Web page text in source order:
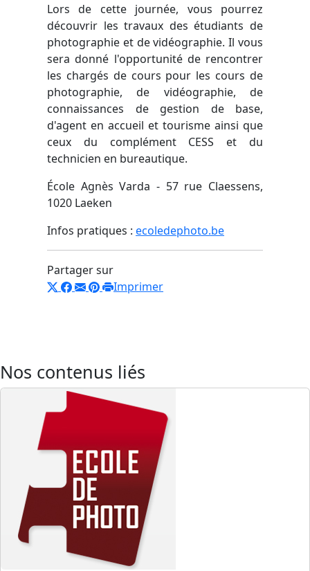
Lors de cette journée, vous pourrez
découvrir les travaux des étudiants de
photographie et de vidéographie. Il vous
sera donné l'opportunité de rencontrer
les chargés de cours pour les cours de
photographie, de vidéographie, de
connaissances de gestion de base,
d'agent en accueil et tourisme ainsi que
ceux du complément CESS et du
technicien en bureautique.
École Agnès Varda - 57 rue Claessens,
1020 Laeken
Infos pratiques : ecoledephoto.be
Partager sur
Imprimer
Nos contenus liés